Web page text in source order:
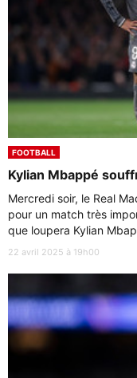
FOOTBALL
Kylian Mbappé
Mercredi soir, le Real
pour un match très
que loupera Kylian
22 avril 2025 à 19h00